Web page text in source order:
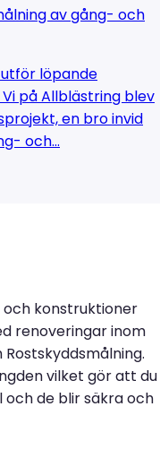
av gång- och
löpande
på Allblästring blev
en bro invid
och...
och konstruktioner
renoveringar inom
vilket gör att du
de blir säkra och